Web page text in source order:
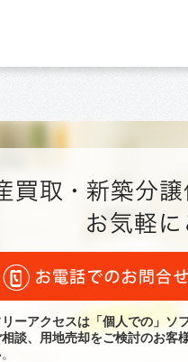
リーアクセスは「個人での」ソ
相談、用地売却をご検討のお客